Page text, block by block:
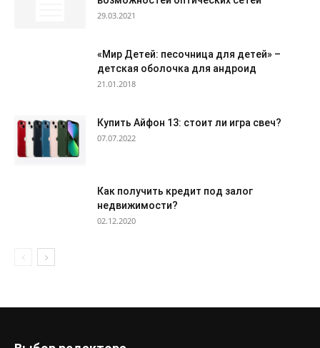
29.03.2021
«Мир Детей: песочница для детей» –
детская оболочка для андроид
21.01.2018
Купить Айфон 13: стоит ли игра свеч?
07.07.2022
Как получить кредит под залог
недвижимости?
02.12.2020